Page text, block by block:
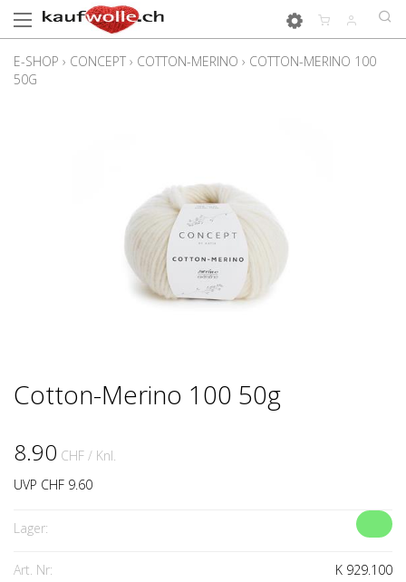
E-SHOP › CONCEPT › COTTON-MERINO › COTTON-MERINO 100
50G
Cotton-Merino 100 50g
8.90 CHF / Knl.
UVP CHF 9.60
Lager:
Art. Nr: K 929.100